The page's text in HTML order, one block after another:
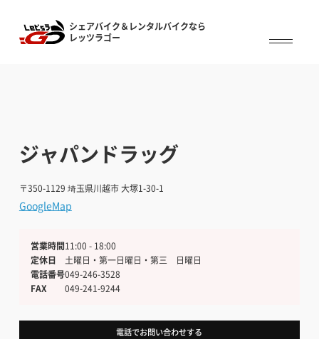
シェアバイク＆レンタルバイクなら
レッツラゴー
シェアバイク&レンタルバイクなら
レッツラゴー
ジャパンドラッグ
〒350-1129 埼玉県川越市 大塚1-30-1
GoogleMap
営業時間11:00 - 18:00
定休日
土曜日・第一日曜日・第三 日曜日
電話番号049-246-3528
FAX
049-241-9244
電話でお問い合わせする